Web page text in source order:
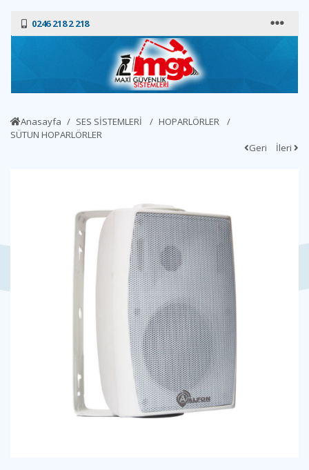
0246 218 2 218
Anasayfa SES SİSTEMLERİ
HOPARLÖRLER
SÜTUN HOPARLÖRLER
Geri
İleri